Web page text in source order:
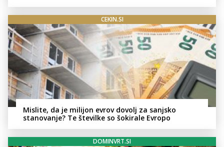
CEKIN.SI
Mislite, da je milijon evrov dovolj za sanjsko
stanovanje? Te številke so šokirale Evropo
DOMINVRT.SI